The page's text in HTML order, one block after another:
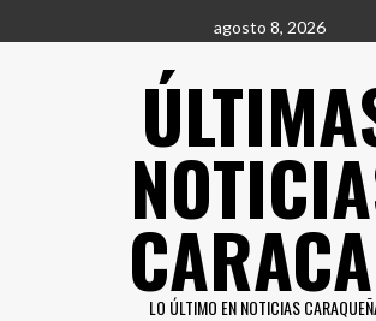
al
agosto 8, 2026
LO ÚLTIMO EN NOTICIAS